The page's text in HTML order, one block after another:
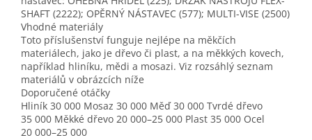
SHAFT (2222); OPĚRNÝ NÁSTAVEC (577); MULTI-VISE (2500)
Vhodné materiály
Toto příslušenství funguje nejlépe na měkčích
materiálech, jako je dřevo či plast, a na měkkých kovech,
například hliníku, mědi a mosazi. Viz rozsáhlý seznam
materiálů v obrázcích níže
Doporučené otáčky
Hliník 30 000 Mosaz 30 000 Měď 30 000 Tvrdé dřevo
35 000 Měkké dřevo 20 000–25 000 Plast 35 000 Ocel
20 000–25 000